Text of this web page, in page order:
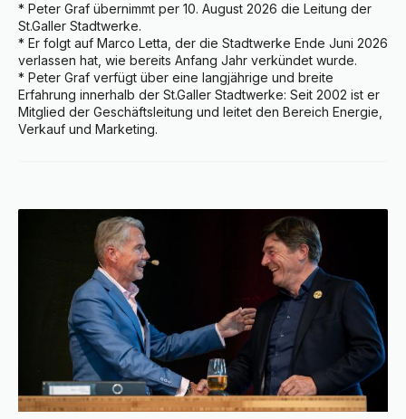
* Peter Graf übernimmt per 10. August 2026 die Leitung der
St.Galler Stadtwerke.
* Er folgt auf Marco Letta, der die Stadtwerke Ende Juni 2026
verlassen hat, wie bereits Anfang Jahr verkündet wurde.
* Peter Graf verfügt über eine langjährige und breite
Erfahrung innerhalb der St.Galler Stadtwerke: Seit 2002 ist er
Mitglied der Geschäftsleitung und leitet den Bereich Energie,
Verkauf und Marketing.